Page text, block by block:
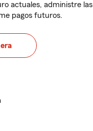
actuales, administre las
pagos futuros.